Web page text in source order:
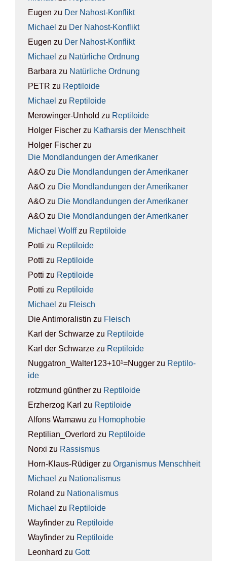
Eugen zu Der Nah­ost-Kon­flikt
Michael zu Der Nah­ost-Kon­flikt
Eugen zu Der Nah­ost-Kon­flikt
Michael zu Natür­li­che Ord­nung
Barbara zu Natür­li­che Ord­nung
PETR zu Rep­ti­lo­ide
Michael zu Rep­ti­lo­ide
Merowinger-Unhold zu Rep­ti­lo­ide
Holger Fischer zu Kathar­sis der Mensch­heit
Holger Fischer zu
Die Mond­lan­dun­gen der Ame­ri­ka­ner
A&O zu Die Mond­lan­dun­gen der Ame­ri­ka­ner
A&O zu Die Mond­lan­dun­gen der Ame­ri­ka­ner
A&O zu Die Mond­lan­dun­gen der Ame­ri­ka­ner
A&O zu Die Mond­lan­dun­gen der Ame­ri­ka­ner
Michael Wolffzu Rep­ti­lo­ide
Potti zu Rep­ti­lo­ide
Potti zu Rep­ti­lo­ide
Potti zu Rep­ti­lo­ide
Potti zu Rep­ti­lo­ide
Michael zu Fleisch
Die Antimoralistin zu Fleisch
Karl der Schwarze zu Rep­ti­lo­ide
Karl der Schwarze zu Rep­ti­lo­ide
Nuggatron_Walter123+10¹=Nugger zu Rep­ti­lo­
ide
rotzmund günther zu Rep­ti­lo­ide
Erzherzog Karl zu Rep­ti­lo­ide
Alfons Wamawu zu Homo­pho­bie
Reptilian_Overlord zu Rep­ti­lo­ide
Norxi zu Ras­sis­mus
Horn-Klaus-Rüdiger zu Orga­nis­mus Mensch­heit
Michael zu Natio­na­lis­mus
Roland zu Natio­na­lis­mus
Michael zu Rep­ti­lo­ide
Wayfinder zu Rep­ti­lo­ide
Wayfinder zu Rep­ti­lo­ide
Leonhard zu Gott